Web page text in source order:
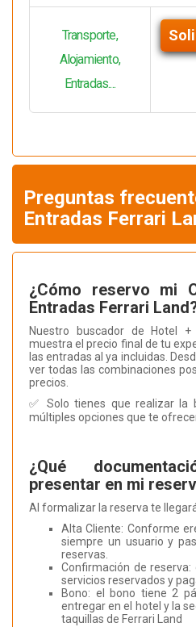
Transporte,
Alojamiento,
Entradas....
Preguntas
Entradas Ferrari
¿Cómo reservo mi
Entradas Ferrari
Nuestro buscador de Hotel
muestra el precio final de tu
las entradas al ya incluidas.
ver todas las combinaciones
precios.
✅ Solo tienes que realizar la
múltiples opciones que te
¿Qué
presentar en mi
Al formalizar la reserva te
Alta Cliente: Conforme
siempre un usuario y
reservas.
Confirmación de
servicios reservados y
Bono: el bono tiene 2
entregar en el hotel y la
taquillas de Ferrari Land